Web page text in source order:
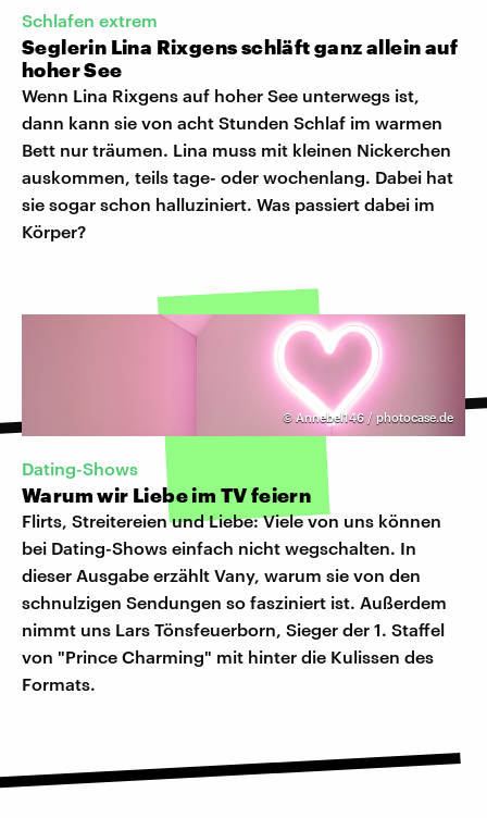
Schlafen extrem
Seglerin Lina Rixgens schläft ganz allein auf
hoher See
Wenn Lina Rixgens auf hoher See unterwegs ist,
dann kann sie von acht Stunden Schlaf im warmen
Bett nur träumen. Lina muss mit kleinen Nickerchen
auskommen, teils tage- oder wochenlang. Dabei hat
sie sogar schon halluziniert. Was passiert dabei im
Körper?
© Annebel146 / photocase.de
Dating-Shows
Warum wir Liebe im TV feiern
Flirts, Streitereien und Liebe: Viele von uns können
bei Dating-Shows einfach nicht wegschalten. In
dieser Ausgabe erzählt Vany, warum sie von den
schnulzigen Sendungen so fasziniert ist. Außerdem
nimmt uns Lars Tönsfeuerborn, Sieger der 1. Staffel
von "Prince Charming" mit hinter die Kulissen des
Formats.